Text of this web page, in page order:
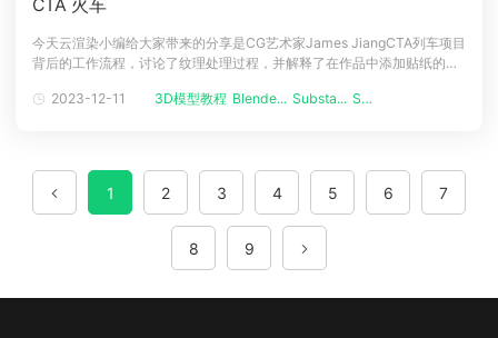
CTA 火车
今天云渲染小编给大家带来的分享是CG艺术家James JiangCTA列车项目
背后的工作流程，讨论了纹理处理过程，并解释了在作品中添加贴纸的原
艺术家，来自中国。我去年五月从芝加哥哥伦比亚学院获得了计算机动画
2023-12-11 3D模型教程 Blende... Substa... SU渲染
1 2 3 4 5 6 7
8 9